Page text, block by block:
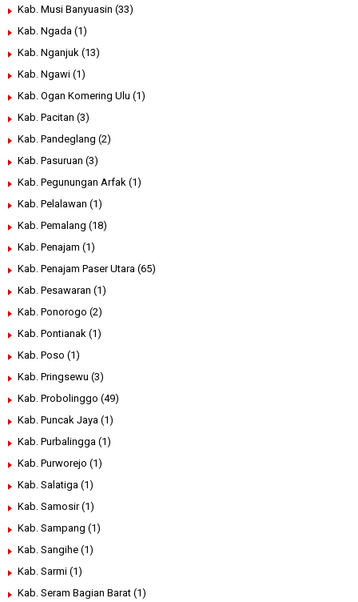
Kab. Musi Banyuasin (33)
Kab. Ngada (1)
Kab. Nganjuk (13)
Kab. Ngawi (1)
Kab. Ogan Komering Ulu (1)
Kab. Pacitan (3)
Kab. Pandeglang (2)
Kab. Pasuruan (3)
Kab. Pegunungan Arfak (1)
Kab. Pelalawan (1)
Kab. Pemalang (18)
Kab. Penajam (1)
Kab. Penajam Paser Utara (65)
Kab. Pesawaran (1)
Kab. Ponorogo (2)
Kab. Pontianak (1)
Kab. Poso (1)
Kab. Pringsewu (3)
Kab. Probolinggo (49)
Kab. Puncak Jaya (1)
Kab. Purbalingga (1)
Kab. Purworejo (1)
Kab. Salatiga (1)
Kab. Samosir (1)
Kab. Sampang (1)
Kab. Sangihe (1)
Kab. Sarmi (1)
Kab. Seram Bagian Barat (1)